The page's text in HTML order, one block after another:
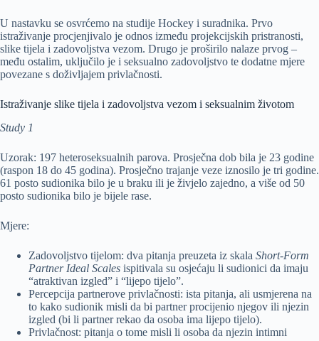
U nastavku se osvrćemo na studije Hockey i suradnika. Prvo
istraživanje procjenjivalo je odnos između projekcijskih pristranosti,
slike tijela i zadovoljstva vezom. Drugo je proširilo nalaze prvog –
među ostalim, uključilo je i seksualno zadovoljstvo te dodatne mjere
povezane s doživljajem privlačnosti.
Istraživanje slike tijela i zadovoljstva vezom i seksualnim životom
Study 1
Uzorak: 197 heteroseksualnih parova. Prosječna dob bila je 23 godine
(raspon 18 do 45 godina). Prosječno trajanje veze iznosilo je tri godine.
61 posto sudionika bilo je u braku ili je živjelo zajedno, a više od 50
posto sudionika bilo je bijele rase.
Mjere:
Zadovoljstvo tijelom: dva pitanja preuzeta iz skala Short-Form
Partner Ideal Scales ispitivala su osjećaju li sudionici da imaju
“atraktivan izgled” i “lijepo tijelo”.
Percepcija partnerove privlačnosti: ista pitanja, ali usmjerena na
to kako sudionik misli da bi partner procijenio njegov ili njezin
izgled (bi li partner rekao da osoba ima lijepo tijelo).
Privlačnost: pitanja o tome misli li osoba da njezin intimni